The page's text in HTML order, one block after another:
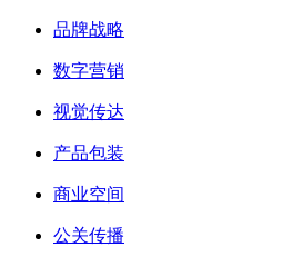
品牌战略
数字营销
视觉传达
产品包装
商业空间
公关传播